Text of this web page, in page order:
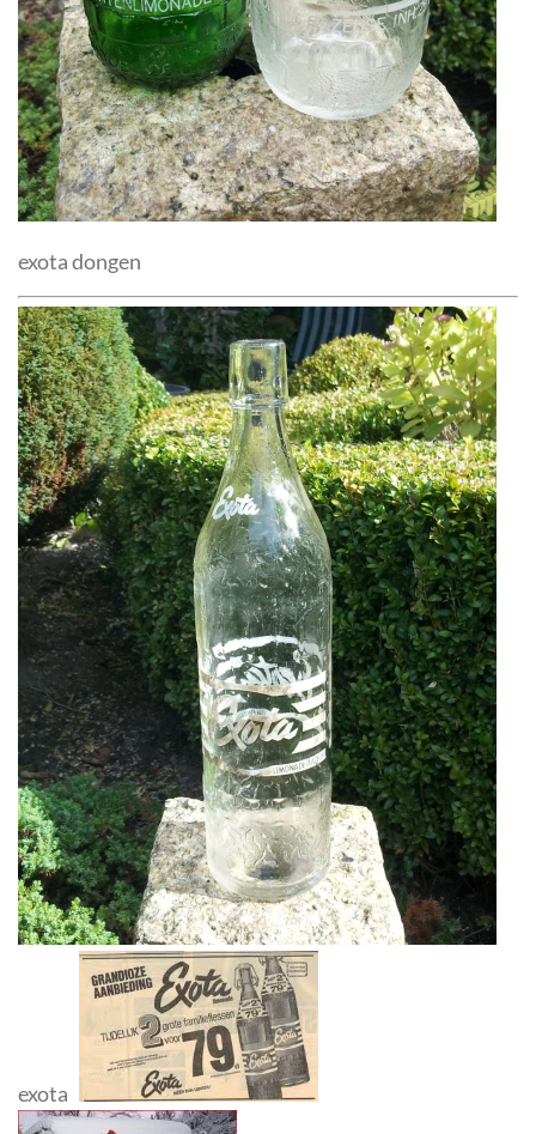
exota dongen
exota